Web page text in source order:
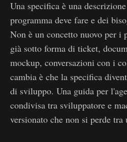
Una specifica è una
programma deve fare e dei
Non è un concetto nuovo per i
già sotto forma di ticket,
mockup, conversazioni con i
cambia è che la specifica
di sviluppo. Una guida per
condivisa tra sviluppatore e
versionato che non si perde